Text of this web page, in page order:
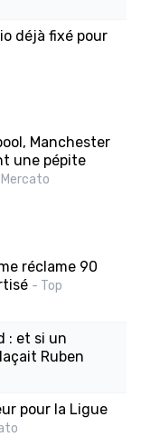
déjà fixé pour
Manchester
une pépite
réclame 90
- Top
: et si un
Ruben
pour la Ligue